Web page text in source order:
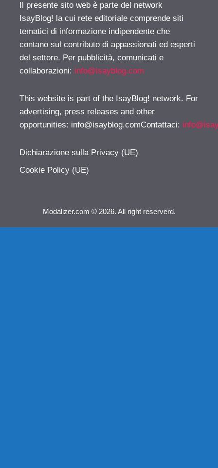
Il presente sito web è parte del network
IsayBlog! la cui rete editoriale comprende siti
tematici di informazione indipendente che
contano sul contributo di appassionati ed esperti
del settore. Per pubblicità, comunicati e
collaborazioni: info@isayblog.com
This website is part of the IsayBlog! network. For
advertising, press releases and other
opportunities: info@isayblog.comContattaci:
Dichiarazione sulla Privacy (UE)
Cookie Policy (UE)
Modalizer.com © 2026. All right reserverd.